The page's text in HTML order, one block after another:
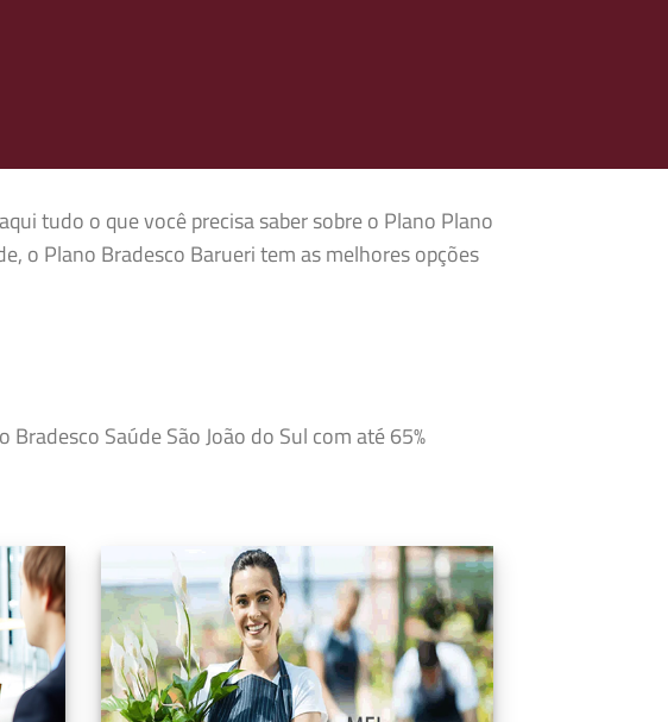
tudo o que você precisa saber sobre o Plano Plano
o Plano Bradesco Barueri tem as melhores opções
Saúde São João do Sul com até 65%